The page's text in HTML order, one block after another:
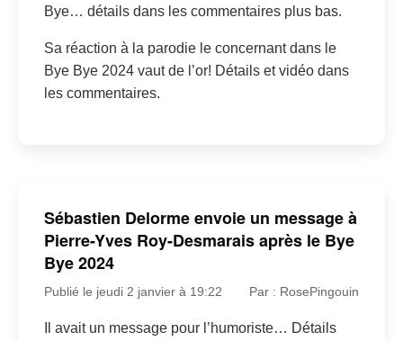
Bye… détails dans les commentaires plus bas.
Sa réaction à la parodie le concernant dans le
Bye Bye 2024 vaut de l’or! Détails et vidéo dans
les commentaires.
Sébastien Delorme envoie un message à
Pierre-Yves Roy-Desmarais après le Bye
Bye 2024
Publié le jeudi 2 janvier à 19:22 Par : RosePingouin
Il avait un message pour l’humoriste… Détails